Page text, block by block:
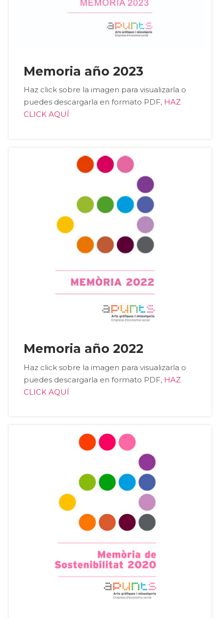
Memoria año 2023
Haz click sobre la imagen para visualizarla o
puedes descargarla en formato PDF, HAZ
CLICK AQUÍ
Memoria año 2022
Haz click sobre la imagen para visualizarla o
puedes descargarla en formato PDF, HAZ
CLICK AQUÍ